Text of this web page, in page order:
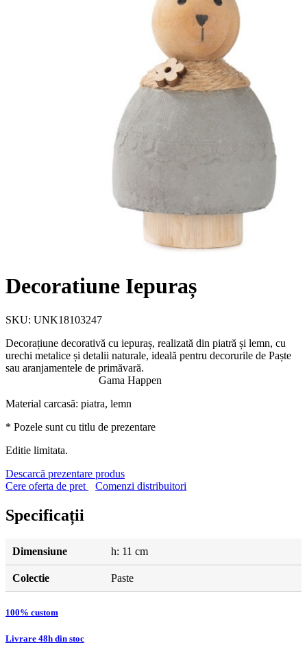
Decoratiune Iepuraș
SKU: UNK18103247
Decorațiune decorativă cu iepuraș, realizată din piatră și lemn, cu
urechi metalice și detalii naturale, ideală pentru decorurile de Paște
sau aranjamentele de primăvară.
Gama Happen
Material carcasă: piatra, lemn
* Pozele sunt cu titlu de prezentare
Editie limitata.
Descarcă prezentare produs
Cere oferta de pret
Comenzi distribuitori
Specificații
Dimensiune h: 11 cm
Colectie Paste
100% custom
Livrare 48h din stoc